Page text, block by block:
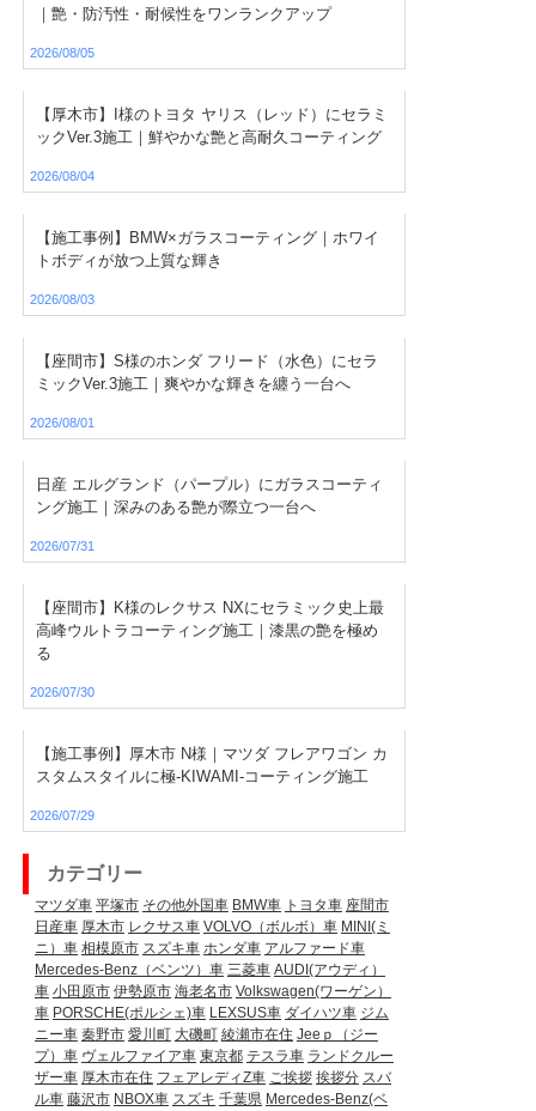
｜艶・防汚性・耐候性をワンランクアップ
2026/08/05
【厚木市】I様のトヨタ ヤリス（レッド）にセラミ
ックVer.3施工｜鮮やかな艶と高耐久コーティング
2026/08/04
【施工事例】BMW×ガラスコーティング｜ホワイ
トボディが放つ上質な輝き
2026/08/03
【座間市】S様のホンダ フリード（水色）にセラ
ミックVer.3施工｜爽やかな輝きを纏う一台へ
2026/08/01
日産 エルグランド（パープル）にガラスコーティ
ング施工｜深みのある艶が際立つ一台へ
2026/07/31
【座間市】K様のレクサス NXにセラミック史上最
高峰ウルトラコーティング施工｜漆黒の艶を極め
る
2026/07/30
【施工事例】厚木市 N様｜マツダ フレアワゴン カ
スタムスタイルに極-KIWAMI-コーティング施工
2026/07/29
カテゴリー
マツダ車 平塚市 その他外国車 BMW車 トヨタ車 座間市
日産車 厚木市 レクサス車 VOLVO（ボルボ）車 MINI(ミ
ニ）車 相模原市 スズキ車 ホンダ車 アルファード車
Mercedes-Benz（ベンツ）車 三菱車 AUDI(アウディ）
車 小田原市 伊勢原市 海老名市 Volkswagen(ワーゲン）
車 PORSCHE(ポルシェ)車 LEXSUS車 ダイハツ車 ジム
ニー車 秦野市 愛川町 大磯町 綾瀬市在住 Jeeｐ（ジー
プ）車 ヴェルファイア車 東京都 テスラ車 ランドクルー
ザー車 厚木市在住 フェアレディZ車 ご挨拶 挨拶分 スバ
ル車 藤沢市 NBOX車 スズキ 千葉県 Mercedes-Benz(ベ